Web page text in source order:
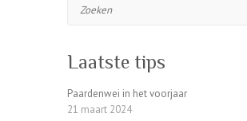
Laatste tips
Paardenwei in het voorjaar
21 maart 2024